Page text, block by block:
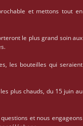
et mettons tout en
le plus grand soin aux
les bouteilles qui seraient
plus chauds, du 15 juin au
et nous engageons